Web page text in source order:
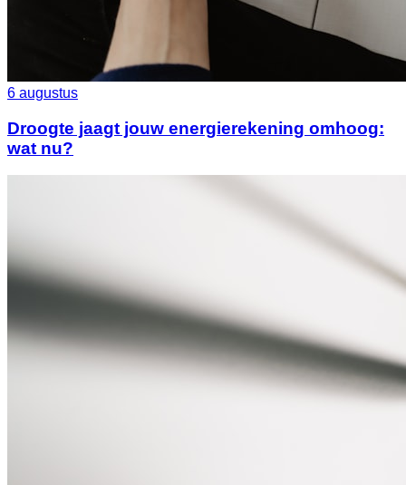
6 augustus
Droogte jaagt jouw energierekening omhoog:
wat nu?